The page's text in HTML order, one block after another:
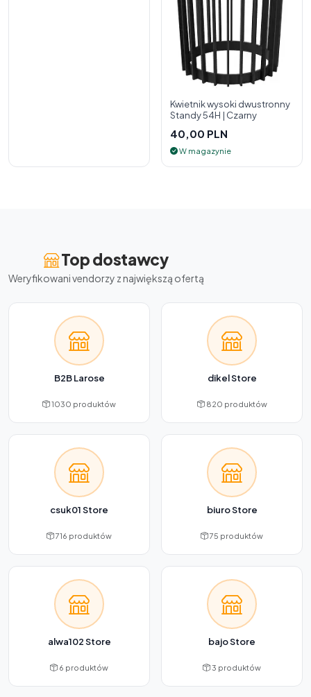
Kwietnik wysoki dwustronny
Standy 54H | Czarny
40,00 PLN
W magazynie
Top dostawcy
Weryfikowani vendorzy z największą ofertą
B2B Larose
1030 produktów
dikel Store
820 produktów
csuk01 Store
716 produktów
biuro Store
75 produktów
alwa102 Store
6 produktów
bajo Store
3 produktów